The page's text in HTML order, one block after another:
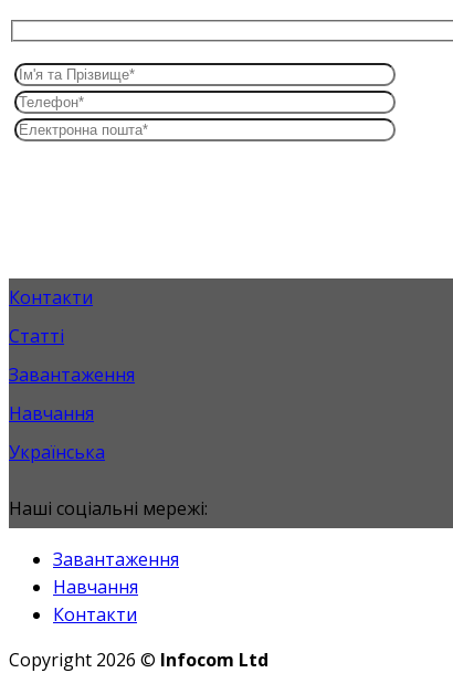
Контакти
Статті
Завантаження
Навчання
Українська
Наші соціальні мережі:
Завантаження
Навчання
Контакти
Copyright 2026 © Infocom Ltd